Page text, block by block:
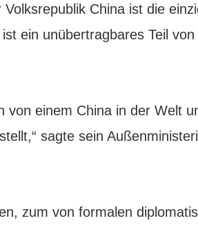
China ist die
ein unübertragbares Teil von
von einem China in der Welt
sagte sein
zum von formalen